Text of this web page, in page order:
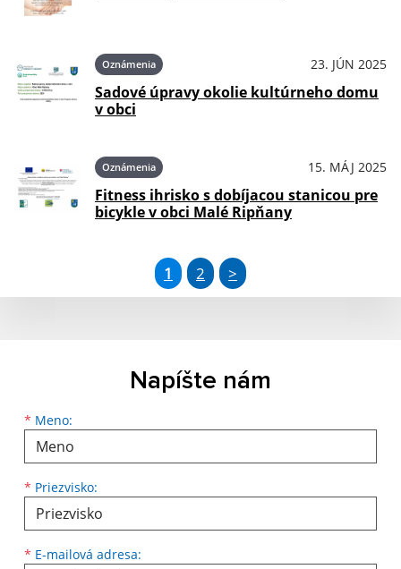
Oznámenia 23. JÚN 2025
Sadové úpravy okolie kultúrneho domu
v obci
Oznámenia 15. MÁJ 2025
Fitness ihrisko s dobíjacou stanicou pre
bicykle v obci Malé Ripňany
1 2 >
Napíšte nám
* Meno:
Meno
* Priezvisko:
Priezvisko
* E-mailová adresa:
E-mailová adresa